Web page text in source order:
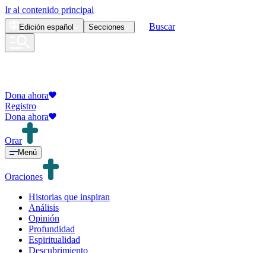
Ir al contenido principal
Edición español Secciones Buscar
Dona ahora
Registro
Dona ahora
Orar
Menú
Oraciones
Historias que inspiran
Análisis
Opinión
Profundidad
Espiritualidad
Descubrimiento